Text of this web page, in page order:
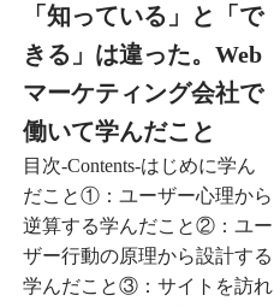
「知っている」と「で
きる」は違った。Web
マーケティング会社で
働いて学んだこと
目次-Contents-はじめに学ん
だこと①：ユーザー心理から
逆算する学んだこと②：ユー
ザー行動の原理から設計する
学んだこと③：サイトを訪れ